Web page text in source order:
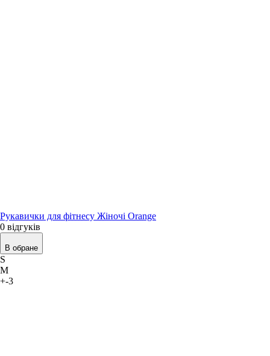
Рукавички для фітнесу Жіночі Orange
0 відгуків
В обране
S
M
+-3